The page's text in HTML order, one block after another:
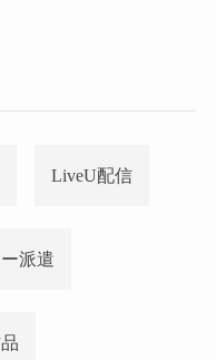
LiveU配信
派遣